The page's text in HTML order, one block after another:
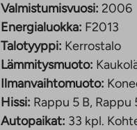
Valmistumisvuosi: 2006
Energialuokka: F2013
Talotyyppi: Kerrostalo
Lämmitysmuoto:
Ilmanvaihtomuoto:
Hissi: Rappu 5 B, Rappu
Autopaikat: 33 kpl.